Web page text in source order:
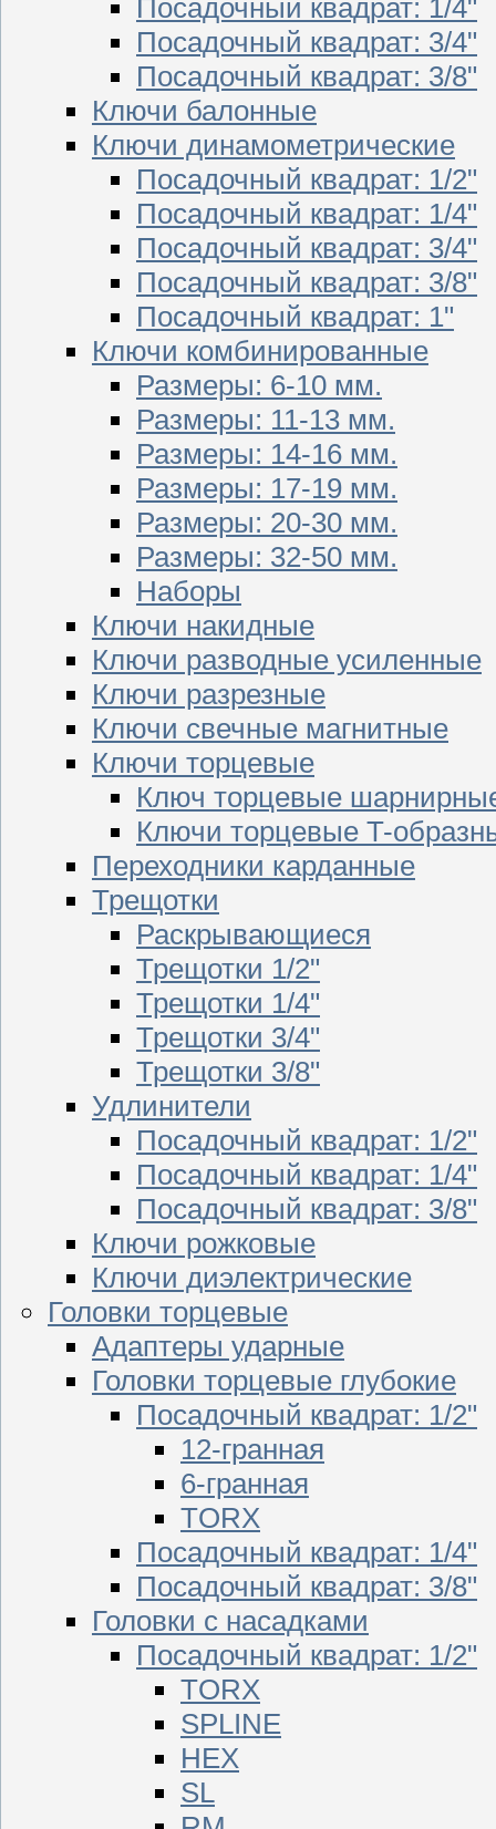
Посадочный квадрат: 1/4"
Посадочный квадрат: 3/4"
Посадочный квадрат: 3/8"
Ключи балонные
Ключи динамометрические
Посадочный квадрат: 1/2"
Посадочный квадрат: 1/4"
Посадочный квадрат: 3/4"
Посадочный квадрат: 3/8"
Посадочный квадрат: 1"
Ключи комбинированные
Размеры: 6-10 мм.
Размеры: 11-13 мм.
Размеры: 14-16 мм.
Размеры: 17-19 мм.
Размеры: 20-30 мм.
Размеры: 32-50 мм.
Наборы
Ключи накидные
Ключи разводные усиленные
Ключи разрезные
Ключи свечные магнитные
Ключи торцевые
Ключ торцевые
Ключи торцевые T-
Переходники карданные
Трещотки
Раскрывающиеся
Трещотки 1/2"
Трещотки 1/4"
Трещотки 3/4"
Трещотки 3/8"
Удлинители
Посадочный квадрат: 1/2"
Посадочный квадрат: 1/4"
Посадочный квадрат: 3/8"
Ключи рожковые
Ключи диэлектрические
Головки торцевые
Адаптеры ударные
Головки торцевые глубокие
Посадочный квадрат: 1/2"
12-гранная
6-гранная
TORX
Посадочный квадрат: 1/4"
Посадочный квадрат: 3/8"
Головки с насадками
Посадочный квадрат: 1/2"
TORX
SPLINE
HEX
SL